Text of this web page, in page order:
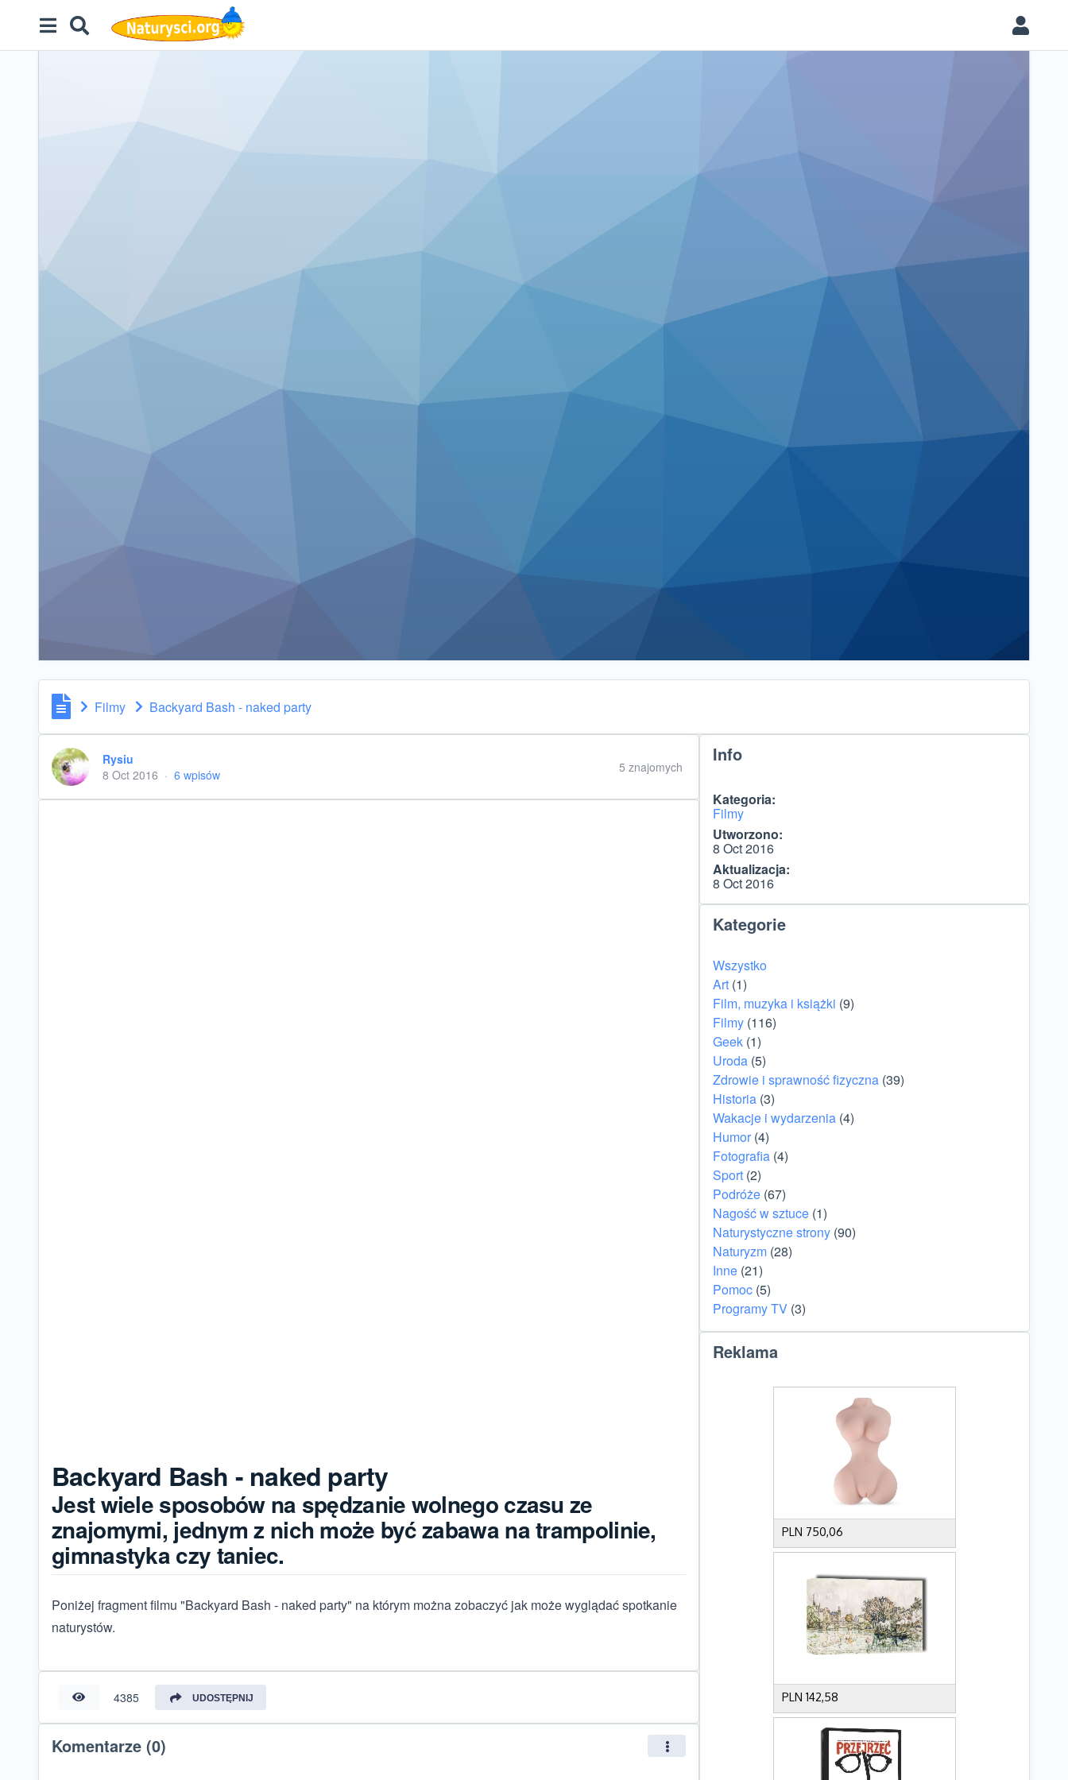
Filmy Backyard Bash - naked party
Rysiu
8 Oct 2016 · 6 wpisów 5 znajomych
Backyard Bash - naked party
Jest wiele sposobów na spędzanie wolnego czasu ze
znajomymi, jednym z nich może być zabawa na trampolinie,
gimnastyka czy taniec.
Poniżej fragment filmu "Backyard Bash - naked party" na którym można zobaczyć jak może wyglądać spotkanie
naturystów.
4385 UDOSTĘPNIJ
Komentarze (0)
Info
Kategoria:
Filmy
Utworzono:
8 Oct 2016
Aktualizacja:
8 Oct 2016
Kategorie
Wszystko
Art (1)
Film, muzyka i książki (9)
Filmy (116)
Geek (1)
Uroda (5)
Zdrowie i sprawność fizyczna (39)
Historia (3)
Wakacje i wydarzenia (4)
Humor (4)
Fotografia (4)
Sport (2)
Podróże (67)
Nagość w sztuce (1)
Naturystyczne strony (90)
Naturyzm (28)
Inne (21)
Pomoc (5)
Programy TV (3)
Reklama